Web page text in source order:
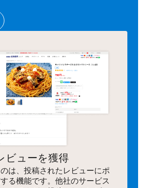
ビューを獲得
は、投稿されたレビューにポ
る機能です。他社のサービス